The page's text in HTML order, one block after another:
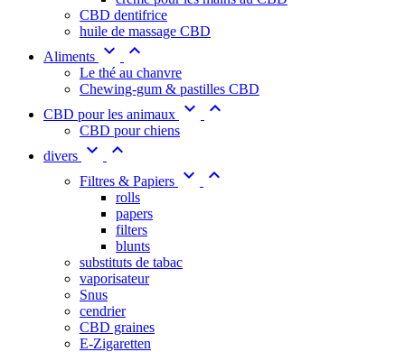
CBD dentifrice
huile de massage CBD
Aliments  
Le thé au chanvre
Chewing-gum & pastilles CBD
CBD pour les animaux  
CBD pour chiens
divers  
Filtres & Papiers  
rolls
papers
filters
blunts
substituts de tabac
vaporisateur
Snus
cendrier
CBD graines
E-Zigaretten